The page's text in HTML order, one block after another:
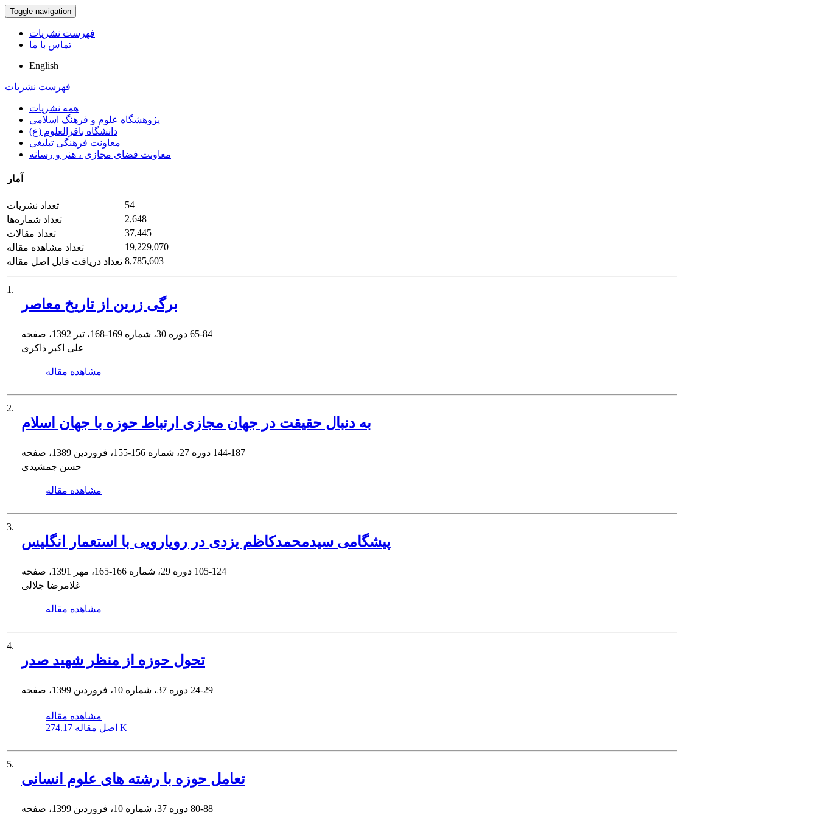
Toggle navigation
فهرست نشریات
تماس با ما
English
فهرست نشریات
همه نشریات
پژوهشگاه علوم و فرهنگ اسلامی
دانشگاه باقرالعلوم (ع)
معاونت فرهنگی تبلیغی
معاونت فضای مجازی ، هنر و رسانه
آمار
تعداد نشریات
54
تعداد شماره‌ها
2,648
تعداد مقالات
37,445
تعداد مشاهده مقاله
19,229,070
تعداد دریافت فایل اصل مقاله 8,785,603
1.
برگى زرین از تاریخ معاصر
65-84
علی اکبر ذاکری
مشاهده مقاله
2.
به دنبال حقیقت در جهان مجازى ارتباط حوزه با جهان اسلام
144-187
حسن جمشیدی
مشاهده مقاله
3.
پیشگامى سیدمحمدکاظم یزدى در رویارویى با استعمار انگلیس
105-124
غلامرضا جلالی
مشاهده مقاله
4.
تحول حوزه از منظر شهید صدر
24-29
مشاهده مقاله
اصل مقاله 274.17 K
5.
تعامل حوزه با رشته های علوم انسانی
80-88